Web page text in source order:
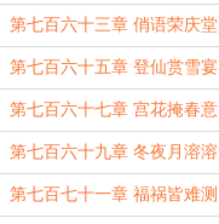
第七百六十三章 俏语荣庆堂
第七百六十五章 登仙赏雪宴
第七百六十七章 宫花掩春意
第七百六十九章 冬夜月溶溶
第七百七十一章 福祸皆难测